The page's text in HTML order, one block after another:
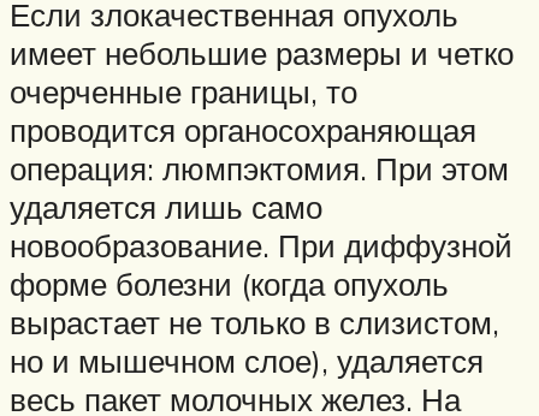
Если злокачественная опухоль
имеет небольшие размеры и четко
очерченные границы, то
проводится органосохраняющая
операция: люмпэктомия. При этом
удаляется лишь само
новообразование. При диффузной
форме болезни (когда опухоль
вырастает не только в слизистом,
но и мышечном слое), удаляется
весь пакет молочных желез. На